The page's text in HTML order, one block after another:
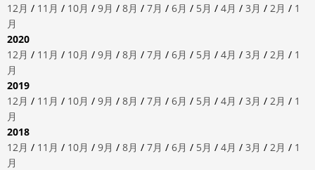
12月 / 11月 / 10月 / 9月 / 8月 / 7月 / 6月 / 5月 / 4月 / 3月 / 2月 / 1
月
2020
12月 / 11月 / 10月 / 9月 / 8月 / 7月 / 6月 / 5月 / 4月 / 3月 / 2月 / 1
月
2019
12月 / 11月 / 10月 / 9月 / 8月 / 7月 / 6月 / 5月 / 4月 / 3月 / 2月 / 1
月
2018
12月 / 11月 / 10月 / 9月 / 8月 / 7月 / 6月 / 5月 / 4月 / 3月 / 2月 / 1
月